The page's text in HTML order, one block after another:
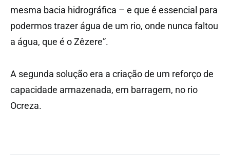
mesma bacia hidrográfica – e que é essencial para
podermos trazer água de um rio, onde nunca faltou
a água, que é o Zêzere”.
A segunda solução era a criação de um reforço de
capacidade armazenada, em barragem, no rio
Ocreza.